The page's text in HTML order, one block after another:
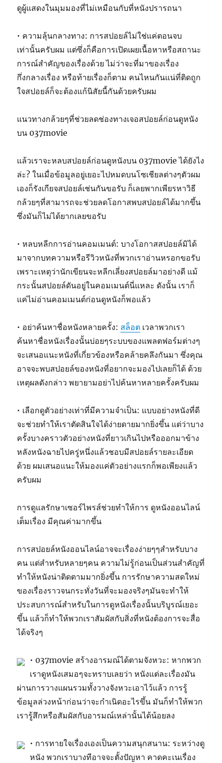
ดูผู้แสดงในมุมมองที่ไม่เหมือนกับที่หนังปรารถนา
• ความลุ้นกลางทาง: การสปอยล์ไม่ใช่แค่ตอนจบ
เท่านั้นครับผม แต่ซึ่งก็คือการเปิดเผยเนื้อหาหรือสถานะ
การณ์สำคัญของเรื่องด้วย ไม่ว่าจะที่มาของเรื่อง
กึ่งกลางเรื่อง หรือท้ายเรื่องก็ตาม คนไหนกันแน่ที่ติดถูก
ใจสปอยล์ก็จะต้องแก้นิสัยนี้กันด้วยครับผม
แนวทางกล้วยๆที่ช่วยลดช่องทางเจอสปอยล์ก่อนดูหนัง
บน 037movie
แล้วเราจะหลบสปอยล์ก่อนดูหนังบน 037movie ได้ยังไง
ล่ะ? ในเมื่อข้อมูลอยู่เยอะไปหมดบนโซเชียลต่างๆตัวผม
เองก็รังเกียจสปอยล์เช่นกันขอรับ ก็เลยพากเพียรหาวิธี
กล้วยๆที่สามารถจะช่วยลดโอกาสพบสปอยล์ได้มากขึ้น
ซึ่งมันก็ไม่ได้ยากเลยขอรับ
• หลบหลีกการอ่านคอมเมนต์: บางโอกาสสปอยล์มิได้
มาจากบทความหรือรีวิวหนังที่พวกเราอ่านหรอกขอรับ
เพราะเหตุว่านักเขียนจะหลีกเลี่ยงสปอยล์มาอย่างดี แม้
กระนั้นสปอยล์ดันอยู่ในคอมเมนต์นี่แหละ ดังนั้น เราก็
แค่ไม่อ่านคอมเมนต์ก่อนดูหนังก็พอแล้ว
• อย่าค้นหาชื่อหนังหลายครั้ง: สล็อต เวลาพวกเรา
ค้นหาชื่อหนังเรื่องนั้นบ่อยๆระบบของแพลตฟอร์มต่างๆ
จะเสนอแนะหนังที่เกี่ยวข้องหรือคล้ายคลึงกันมา ซึ่งคุณ
อาจจะพบสปอยล์ของหนังที่อยากจะมองไปเลยก็ได้ ด้วย
เหตุผลดังกล่าว พยายามอย่าไปค้นหาหลายครั้งครับผม
• เลือกดูตัวอย่างเท่าที่มีความจำเป็น: แบบอย่างหนังที่ดี
จะช่วยทำให้เราตัดสินใจได้ง่ายดายมากยิ่งขึ้น แต่ว่าบาง
ครั้งบางคราวตัวอย่างหนังที่ยาวเกินไปหรือออกมาข้าง
หลังหนังฉายไปครู่หนึ่งแล้วชอบมีสปอยล์รายละเอียด
ด้วย ผมเสนอแนะให้มองแค่ตัวอย่างแรกก็พอเพียงแล้ว
ครับผม
การดูแลรักษาเซอร์ไพรส์ช่วยทำให้การ ดูหนังออนไลน์
เต็มเรื่อง มีคุณค่ามากขึ้น
การสปอยล์หนังออนไลน์อาจจะเรื่องง่ายๆๆสำหรับบาง
คน แต่สำหรับหลายๆคน ความไม่รู้ก่อนเป็นส่วนสำคัญที่
ทำให้หนังน่าติดตามมากยิ่งขึ้น การรักษาความสดใหม่
ของเรื่องราวจนกระทั่งวันที่จะมองจริงๆมันจะทำให้
ประสบการณ์สำหรับในการดูหนังเรื่องนั้นบริบูรณ์เยอะ
ขึ้น แล้วก็ทำให้พวกเราสัมผัสกับสิ่งที่หนังต้องการจะสื่อ
ได้จริงๆ
• 037movie สร้างอารมณ์ได้ตามจังหวะ: หากพวก
เราดูหนังเสมอๆจะทราบเลยว่า หนังแต่ละเรื่องมัน
ผ่านการวางแผนรวมทั้งวางจังหวะเอาไว้แล้ว การรู้
ข้อมูลล่วงหน้าก่อนว่าจะกำเนิดอะไรขึ้น มันก็ทำให้พวก
เรารู้สึกหรือสัมผัสกับอารมณ์เหล่านั้นได้น้อยลง
• การทายใจเรื่องเองเป็นความสนุกสนาน: ระหว่างดู
หนัง พวกเราบางทีอาจจะตั้งปัญหา คาดคะเนเรื่อง